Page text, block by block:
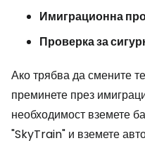
Имиграционна
Проверка за
Ако трябва да смените
преминете през
необходимост вземете
"SkyTrain" и вземете